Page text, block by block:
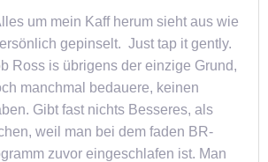
um mein Kaff herum sieht aus wie
gepinselt. Just tap it gently.
Ross is übrigens der einzige Grund,
manchmal bedauere, keinen
Gibt fast nichts Besseres, als
weil man bei dem faden BR-
zuvor eingeschlafen ist. Man